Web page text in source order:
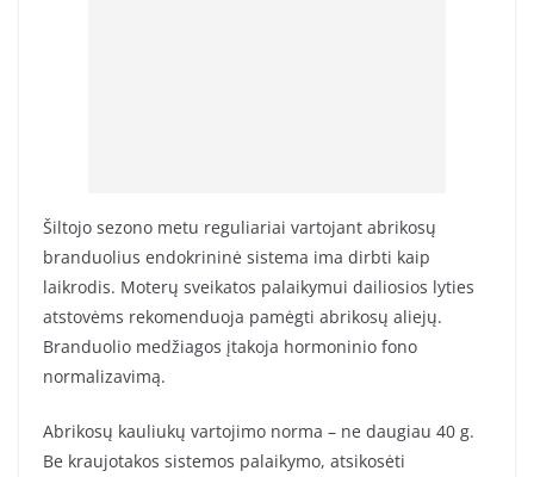
Šiltojo sezono metu reguliariai vartojant abrikosų
branduolius endokrininė sistema ima dirbti kaip
laikrodis. Moterų sveikatos palaikymui dailiosios lyties
atstovėms rekomenduoja pamėgti abrikosų aliejų.
Branduolio medžiagos įtakoja hormoninio fono
normalizavimą.
Abrikosų kauliukų vartojimo norma – ne daugiau 40 g.
Be kraujotakos sistemos palaikymo, atsikosėti